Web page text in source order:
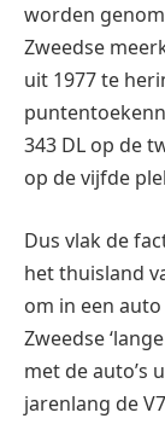
worden
Zweedse
uit 1977 te
343 DL op de
op de vijfde
Dus vlak de
het thuisland
om in een
Zweedse
met de auto’s
jarenlang de